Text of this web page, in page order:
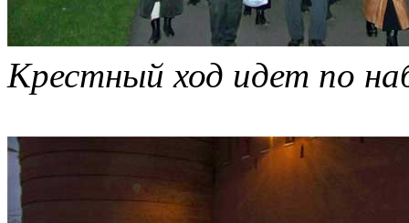
Крестный ход идет по